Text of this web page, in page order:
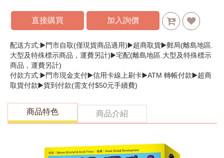
直接購買 加入詢價
配送方式:▶️門市自取(僅現貨商品適用)▶️超商取貨▶️郵局(離島地區.
大型及特殊標示商品，運費另計)▶️宅配(離島地區.大型及特殊標示
商品，運費另計)
付款方式:▶️門市現金支付▶️信用卡線上刷卡▶️ATM 轉帳付款▶️超商
取貨付款▶️貨到付款(需支付$50元手續費)
商品特色 商品介紹